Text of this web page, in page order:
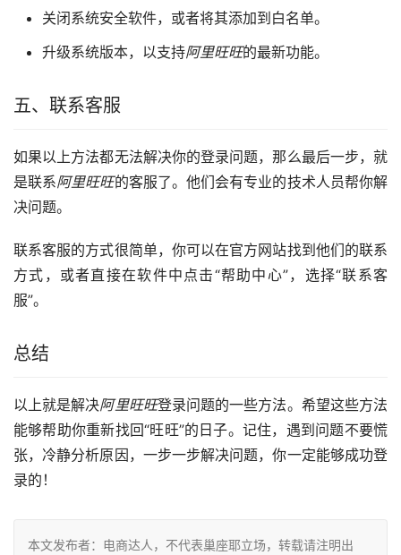
关闭系统安全软件，或者将其添加到白名单。
升级系统版本，以支持阿里旺旺的最新功能。
五、联系客服
如果以上方法都无法解决你的登录问题，那么最后一步，就
是联系阿里旺旺的客服了。他们会有专业的技术人员帮你解
决问题。
联系客服的方式很简单，你可以在官方网站找到他们的联系
方式，或者直接在软件中点击“帮助中心”，选择“联系客
服”。
总结
以上就是解决阿里旺旺登录问题的一些方法。希望这些方法
能够帮助你重新找回“旺旺”的日子。记住，遇到问题不要慌
张，冷静分析原因，一步一步解决问题，你一定能够成功登
录的！
本文发布者：电商达人，不代表巢座耶立场，转载请注明出